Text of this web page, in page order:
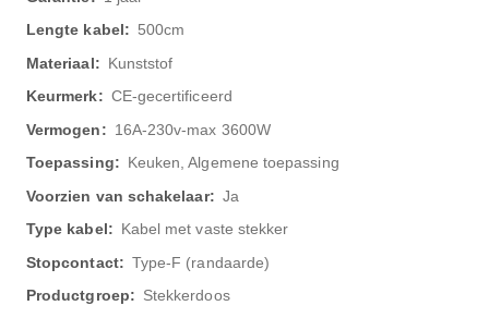
500cm
Kunststof
CE-gecertificeerd
16A-230v-max 3600W
Keuken, Algemene toepassing
Ja
Kabel met vaste stekker
Type-F (randaarde)
Stekkerdoos